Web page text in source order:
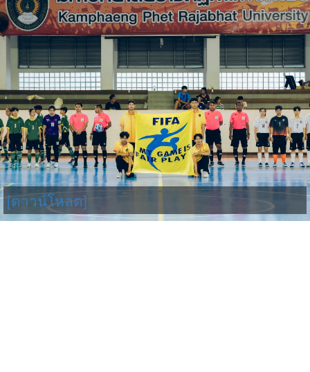
[ดาวน์โหลด]